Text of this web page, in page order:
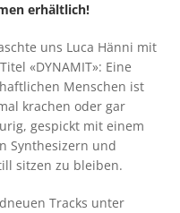
erhältlich!
uns Luca Hänni mit
«DYNAMIT»: Eine
Menschen ist
krachen oder gar
gespickt mit einem
Synthesizern und
sitzen zu bleiben.
Tracks unter